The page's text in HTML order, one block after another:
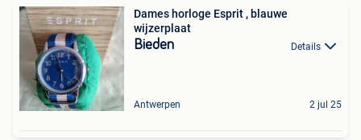
Dames horloge Esprit , blauwe
wijzerplaat
Bieden Details
Antwerpen 2 jul 25